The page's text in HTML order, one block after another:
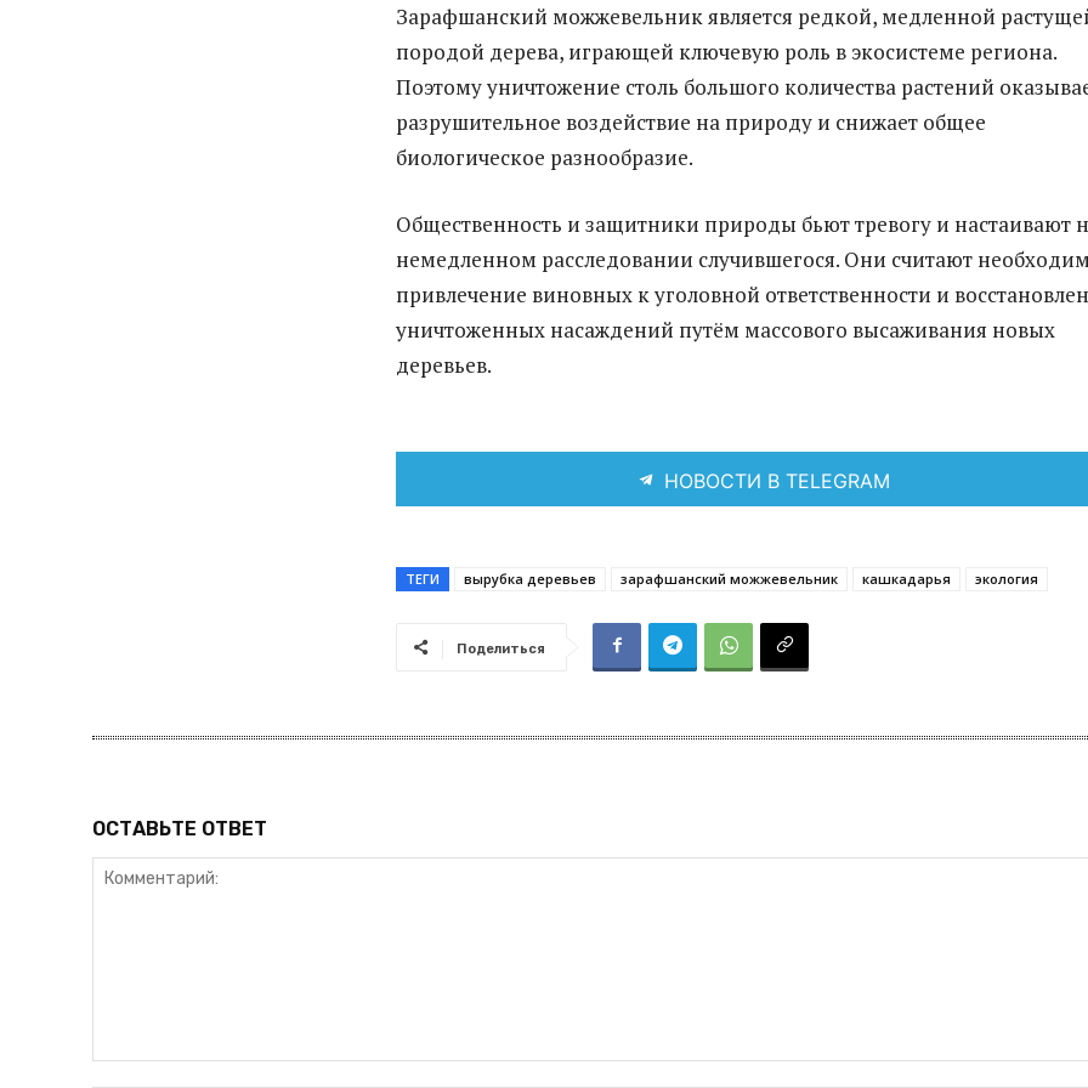
Зарафшанский можжевельник является редкой, медленной
породой дерева, играющей ключевую роль в экосистеме региона.
Поэтому уничтожение столь большого количества растений
разрушительное воздействие на природу и снижает общее
биологическое разнообразие.
Общественность и защитники природы бьют тревогу и настаивают
немедленном расследовании случившегося. Они считают
привлечение виновных к уголовной ответственности и
уничтоженных насаждений путём массового высаживания новых
деревьев.
НОВОСТИ В TELEGRAM
ТЕГИ вырубка деревьев зарафшанский можжевельник кашкадарья экология
Поделиться
ОСТАВЬТЕ ОТВЕТ